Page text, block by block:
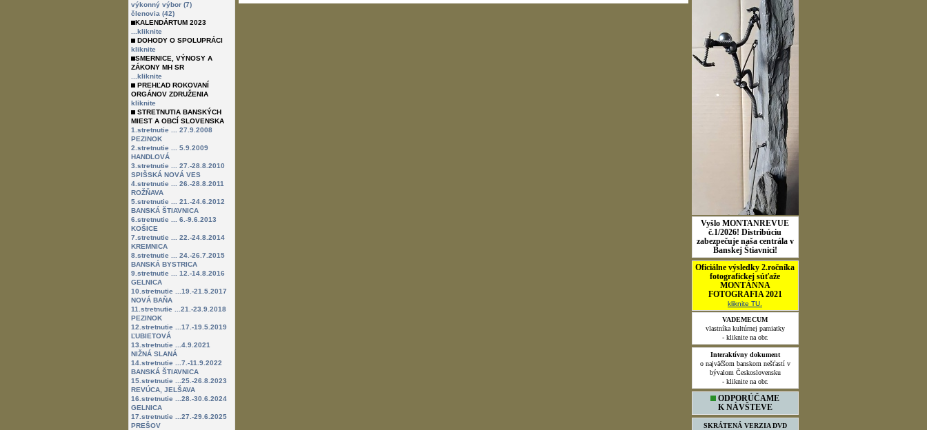
výkonný výbor (7)
členovia (42)
KALENDÁRTUM 2023
...kliknite
DOHODY O SPOLUPRÁCI
kliknite
SMERNICE, VÝNOSY A
ZÁKONY MH SR
...kliknite
PREHĽAD ROKOVANÍ
ORGÁNOV ZDRUŽENIA
kliknite
STRETNUTIA BANSKÝCH
MIEST A OBCÍ SLOVENSKA
1.stretnutie ... 27.9.2008
PEZINOK
2.stretnutie ... 5.9.2009
HANDLOVÁ
3.stretnutie ... 27.-28.8.2010
SPIŠSKÁ NOVÁ VES
4.stretnutie ... 26.-28.8.2011
ROŽŇAVA
5.stretnutie ... 21.-24.6.2012
BANSKÁ ŠTIAVNICA
6.stretnutie ... 6.-9.6.2013
KOŠICE
7.stretnutie ... 22.-24.8.2014
KREMNICA
8.stretnutie ... 24.-26.7.2015
BANSKÁ BYSTRICA
9.stretnutie ... 12.-14.8.2016
GELNICA
10.stretnutie ...19.-21.5.2017
NOVÁ BAŇA
11.stretnutie ...21.-23.9.2018
PEZINOK
12.stretnutie ...17.-19.5.2019
ĽUBIETOVÁ
13.stretnutie ...4.9.2021
NIŽNÁ SLANÁ
14.stretnutie ...7.-11.9.2022
BANSKÁ ŠTIAVNICA
15.stretnutie ...25.-26.8.2023
REVÚCA, JELŠAVA
16.stretnutie ...28.-30.6.2024
GELNICA
17.stretnutie ...27.-29.6.2025
PREŠOV
FOTO NA 31.TÝŽDEŇ
pre zväčšenie
kliknite na obr.
Vyšlo MONTANREVUE
č.1/2026! Distribúciu
zabezpečuje naša centrála v
Banskej Štiavnici!
Oficiálne výsledky 2.ročníka
fotografickej súťaže
MONTÁNNA
FOTOGRAFIA 2021
kliknite TU.
VADEMECUM
vlastníka kultúrnej pamiatky
- kliknite na obr.